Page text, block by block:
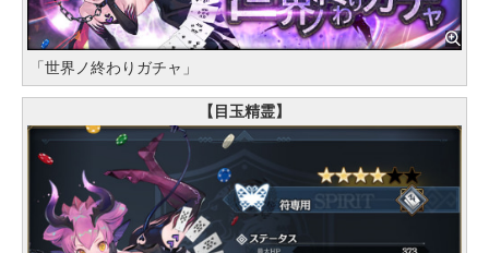
「世界ノ終わりガチャ」
【目玉精霊】